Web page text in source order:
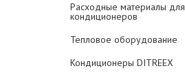
Расходные материалы для
кондиционеров
Тепловое оборудование
Кондиционеры DITREEX